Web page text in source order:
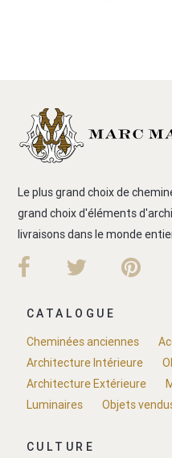
Le plus grand choix de
grand choix d'éléments
livraisons dans le monde
CATALOGUE
Cheminées anciennes
Architecture Intérieure
Architecture Extérieure
Luminaires
Objets
CULTURE